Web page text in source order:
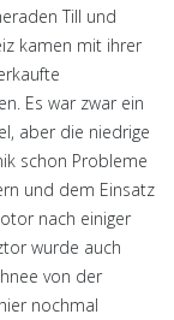
Till und
kamen mit ihrer
Es war zwar ein
aber die niedrige
schon Probleme
und dem Einsatz
nach einiger
wurde auch
von der
nochmal